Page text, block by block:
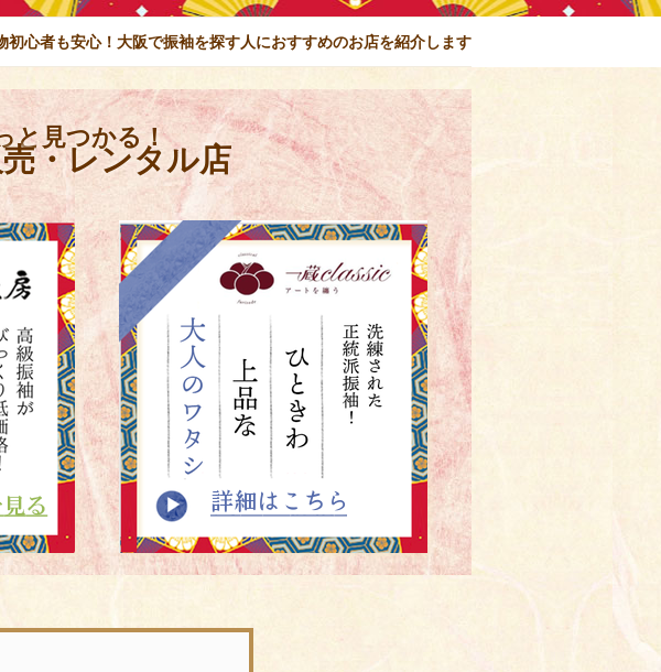
初心者も安心！大阪で振袖を探す人におすすめのお店を紹介します
と見つかる！
・レンタル店